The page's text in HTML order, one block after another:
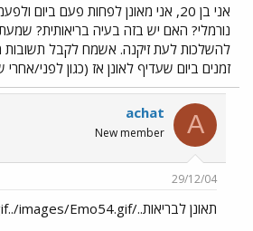
אני בן 20, אני מאונן לפחות פעם ביום
נורמלי? האם יש בזה בעיה בריאותית?
להשלכות לעת זיקנה. אשמח לקבל תשובות
זמנים ביום שעדיף לאונן אז (כגון לפני/
A
achat
New member
29/12/04
תאונן לבריאות../images/Emo54.gif../images/Emo54.gif